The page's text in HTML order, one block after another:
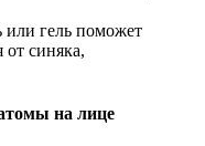
или гель поможет
от синяка,
на лице